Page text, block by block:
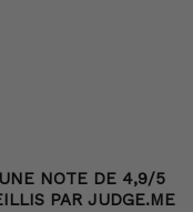
NOTE DE 4,9/5
PAR JUDGE.ME